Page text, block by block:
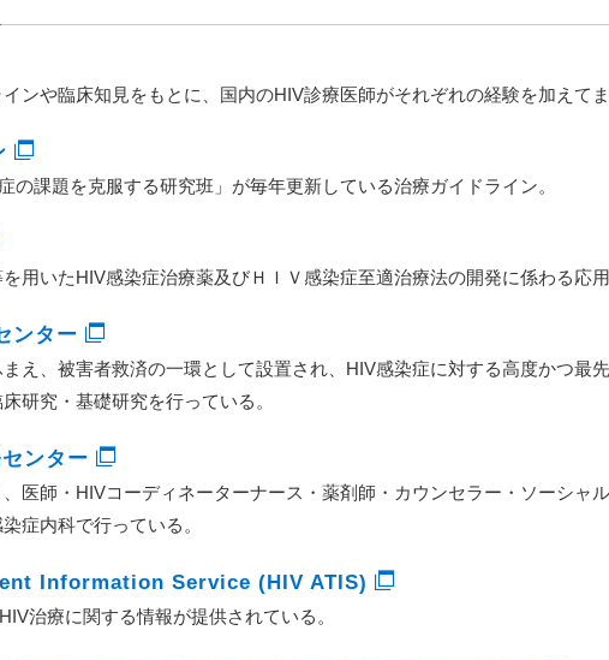
ンや臨床知見をもとに、国内のHIV診療医師がそれぞれの経験を加えてま
の課題を克服する研究班」が毎年更新している治療ガイドライン。
用いたHIV感染症治療薬及びＨＩＶ感染症至適治療法の開発に係わる応用
ンター
え、被害者救済の一環として設置され、HIV感染症に対する高度かつ最
研究・基礎研究を行っている。
ンター
医師・HIVコーディネーターナース・薬剤師・カウンセラー・ソーシャ
症内科で行っている。
Information Service (HIV ATIS)
治療に関する情報が提供されている。